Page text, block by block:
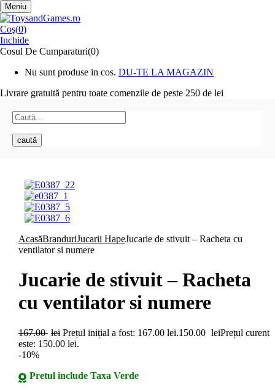
Meniu
Coş(0)
Inchide
Cosul De Cumparaturi(0)
Nu sunt produse in cos. DU-TE LA MAGAZIN
Livrare gratuită pentru toate comenzile de peste 250 de lei
caută
AcasăBranduriJucarii HapeJucarie de stivuit – Racheta cu
ventilator si numere
Jucarie de stivuit – Racheta
cu ventilator si numere
167.00 lei Prețul inițial a fost: 167.00 lei.150.00 leiPrețul curent
este: 150.00 lei.
-10%
Pretul include Taxa Verde